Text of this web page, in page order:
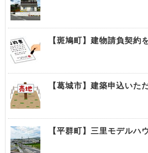
【斑鳩町】建物請負契約
【葛城市】建築申込いた
【平群町】三里モデルハ